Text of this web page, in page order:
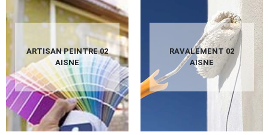
ARTISAN PEINTRE 02
AISNE
RAVALEMENT 02
AISNE